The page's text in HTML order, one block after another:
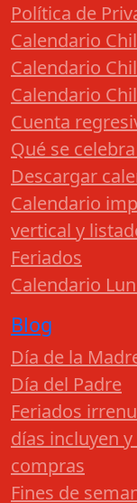
Política de
Calendario
Calendario
Calendario
Cuenta
Qué se
Descargar
Calendario
vertical y
Feriados
Calendario
Blog
Día de la
Día del Padre
Feriados
días incluyen
compras
Fines de